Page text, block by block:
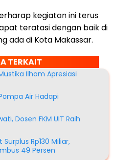
kegiatan ini terus
teratasi dengan baik di
ada di Kota Makassar.
TERKAIT
Ilham Apresiasi
Air Hadapi
Dosen FKM UIT Raih
Rp130 Miliar,
49 Persen